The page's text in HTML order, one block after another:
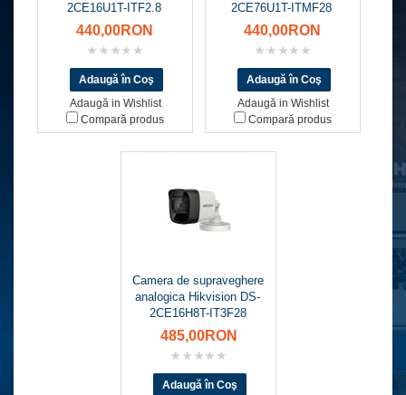
2CE16U1T-ITF2.8
440,00RON
Adaugă in Wishlist
Compară produs
2CE76U1T-ITMF28
440,00RON
Adaugă in Wishlist
Compară produs
Camera de supraveghere
analogica Hikvision DS-
2CE16H8T-IT3F28
485,00RON